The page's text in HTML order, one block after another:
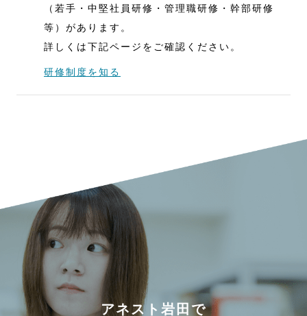
（若手・中堅社員研修・管理職研修・幹部研修
等）があります。
詳しくは下記ページをご確認ください。
研修制度を知る
アネスト岩田で